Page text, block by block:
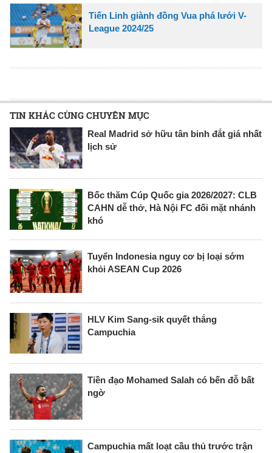
Tiến Linh giành đồng Vua phá lưới V-
League 2024/25
TIN KHÁC CÙNG CHUYÊN MỤC
Real Madrid sở hữu tân binh đắt giá nhất
lịch sử
Bốc thăm Cúp Quốc gia 2026/2027: CLB
CAHN dễ thở, Hà Nội FC đối mặt nhánh
khó
Tuyển Indonesia nguy cơ bị loại sớm
khỏi ASEAN Cup 2026
HLV Kim Sang-sik quyết thắng
Campuchia
Tiền đạo Mohamed Salah có bến đỗ bất
ngờ
Campuchia mất loạt cầu thủ trước trận